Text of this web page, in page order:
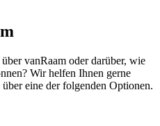
vanRaam oder darüber, wie
Wir helfen Ihnen gerne
eine der folgenden Optionen.